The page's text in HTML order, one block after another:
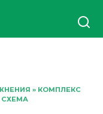
» КОМПЛЕКС
СХЕМА